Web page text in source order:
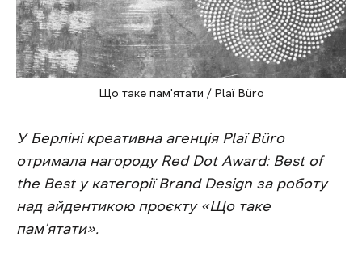
Що таке пам'ятати / Plaї Büro
У Берліні креативна агенція Plaї Büro
отримала нагороду Red Dot Award: Best of
the Best у категорії Brand Design за роботу
над айдентикою проєкту «Що таке
пам’ятати».